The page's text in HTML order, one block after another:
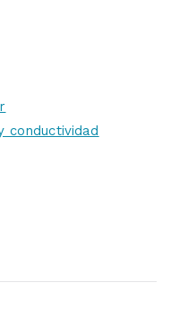
conductividad